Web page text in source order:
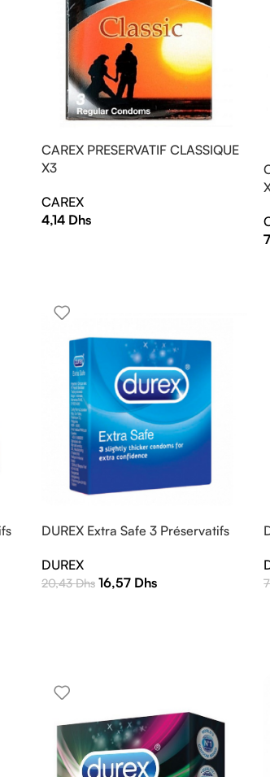
CAREX PRESERVATIF CLASSIQUE
X3
CAREX
4,14 Dhs
DUREX Extra Safe 3 Préservatifs
DUREX
20,43Dhs 16,57 Dhs